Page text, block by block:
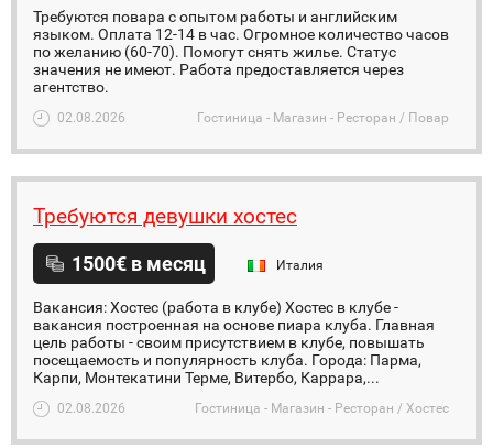
Требуются повара с опытом работы и английским
языком. Оплата 12-14 в час. Огромное количество часов
по желанию (60-70). Помогут снять жилье. Статус
значения не имеют. Работа предоставляется через
агентство.
02.08.2026 Гостиница - Магазин - Ресторан / Повар
Требуются девушки хостес
1500€ в месяц Италия
Вакансия: Хостес (работа в клубе) Хостес в клубе -
вакансия построенная на основе пиара клуба. Главная
цель работы - своим присутствием в клубе, повышать
посещаемость и популярность клуба. Города: Парма,
Карпи, Монтекатини Терме, Витербо, Каррара,...
02.08.2026 Гостиница - Магазин - Ресторан / Хостес